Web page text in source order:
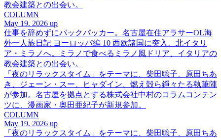
教会建築との出会い。
COLUMN
May 19. 2026 up
仕事を辞めずにバックパッカー。名古屋在住アラサーOL海
外一人旅日記 ヨーロッパ編 10 西欧諸国に突入、北イタリ
ア・ミラノへ。ミラノで食べるミラノ風ドリア、イタリアの
教会建築との出会い。
「夜のリラックスタイム」をテーマに、柴田聡子、原田ちあ
き、ジェーン・スー、ヒャダイン、燃え殻ら錚々たる執筆陣
が参加。名古屋を拠点とする株式会社中村のコラムコンテン
ツに、漫画家・奥田亜紀子が新規参加。
COLUMN
May 19. 2026 up
「夜のリラックスタイム」をテーマに、柴田聡子、原田ちあ